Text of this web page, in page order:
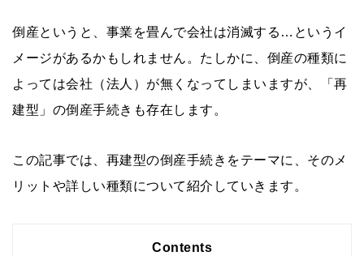
倒産というと、事業を畳んで会社は消滅する…というイ
メージがあるかもしれません。たしかに、倒産の種類に
よっては会社（法人）が無くなってしまいますが、「再
建型」の倒産手続きも存在します。
この記事では、再建型の倒産手続きをテーマに、そのメ
リットや詳しい種類について紹介していきます。
Contents